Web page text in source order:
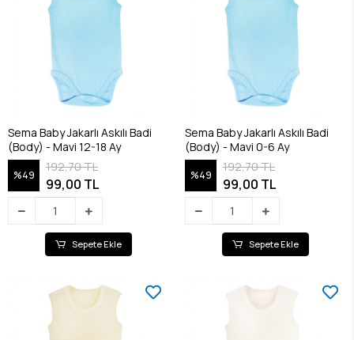
Sema Baby Jakarlı Askılı Badi
(Body) - Mavi 12-18 Ay
%49
192,70 TL
99,00 TL
Sepete Ekle
Sema Baby Jakarlı Askılı Badi
(Body) - Mavi 0-6 Ay
%49
192,70 TL
99,00 TL
Sepete Ekle